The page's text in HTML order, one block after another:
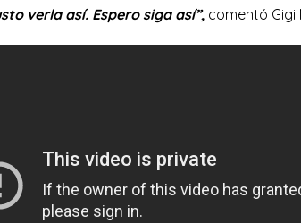
verla así. Espero siga así”, comentó Gigi